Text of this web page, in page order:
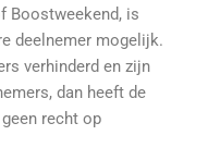
Boostweekend, is
deelnemer mogelijk.
verhinderd en zijn
dan heeft de
recht op